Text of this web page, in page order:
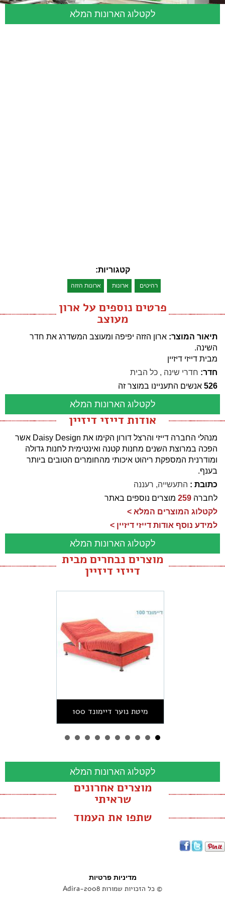
לקטלוג הארונות המלא
קטגוריות:
רהיטים ארונות ארונות הזזה
פרטים נוספים על ארון
מעוצב
תיאור המוצר: ארון הזזה יפיפה ומעוצב המשדרג את חדר
השינה.
מבית דייזי דיזיין
חדר: חדרי שינה , כל הבית
526 אנשים התעניינו במוצר זה
לקטלוג הארונות המלא
אודות דייזי דיזיין
מנהלי החברה דייזי והרצל דורון הקימו את Daisy Design אשר
הפכה במרוצת השנים מחנות קטנה ואינטימית לחנות גדולה
ומודרנית המספקת ריהוט איכותי מהחומרים הטובים ביותר
בענף.
כתובת : התעשייה, רעננה
לחברה 259 מוצרים נוספים באתר
לקטלוג המוצרים המלא >
למידע נוסף אודות דייזי דיזיין >
לקטלוג הארונות המלא
מוצרים נבחרים מבית
דייזי דיזיין
מיטת נוער דיימונד 100
לקטלוג הארונות המלא
מוצרים אחרונים
שראיתי
שתפו את העמוד
מדיניות פרטיות
© כל הזכויות שמורות Adira-2008